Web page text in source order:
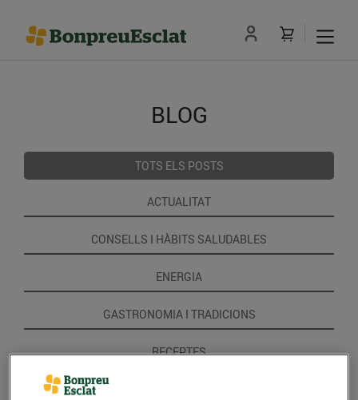
BLOG
TOTS ELS POSTS
ACTUALITAT
CONSELLS I HÀBITS SALUDABLES
ENERGIA
GASTRONOMIA I TRADICIONS
RECEPTES